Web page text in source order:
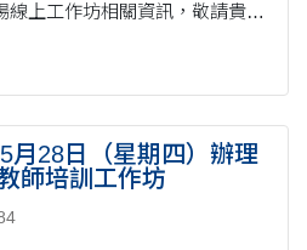
線上工作坊相關資訊，敬請貴校
參加，請查照。公文 說明：
Teaching in Quantitative
月28日（星期四）辦理
師培訓工作坊